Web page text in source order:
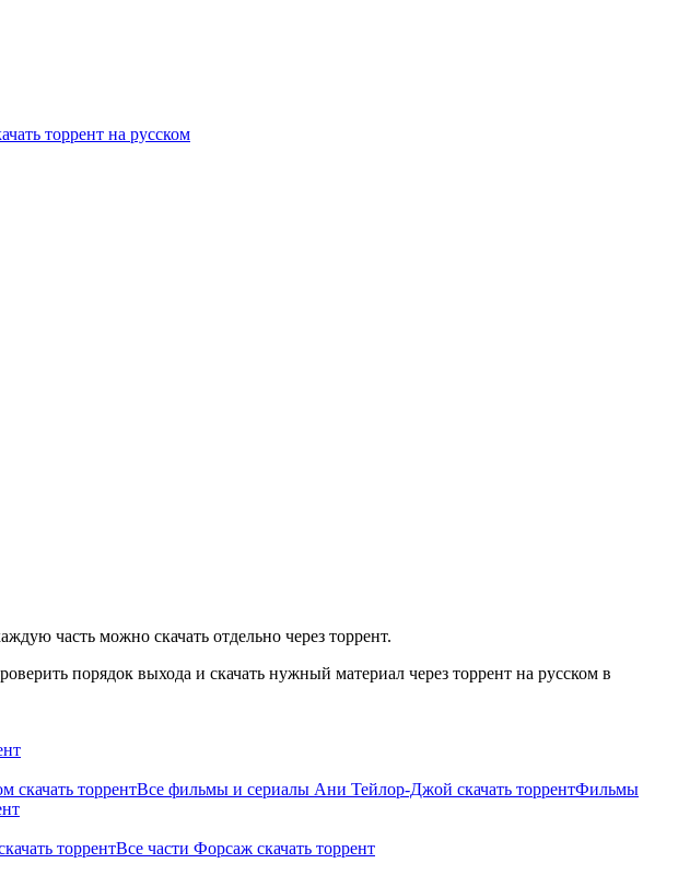
торрент на русском
часть можно скачать отдельно через торрент.
порядок выхода и скачать нужный материал через торрент на русском в
торрентВсе фильмы и сериалы Ани Тейлор-Джой скачать торрентФильмы
торрентВсе части Форсаж скачать торрент